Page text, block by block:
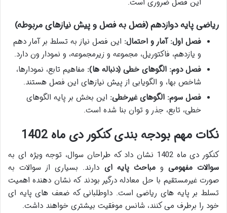
این فصل ضروری است.
ریاضی پایه دوازدهم (فصل به فصل و پیش نیازهای مربوطه)
فصل اول: آمار و احتمال: این فصل نیاز به تسلط بر آمار دهم
و یازدهم، فاکتوریل، مجموعه و زیرمجموعه، و نمودار ون دارد.
فصل دوم: الگوهای خطی (دنباله ها): مفاهیم تابع، نمودارها،
شاخص بها، و الگویابی از پیش نیازهای این فصل هستند.
فصل سوم: الگوهای غیرخطی: این بخش بر پایه الگوهای
خطی، تابع، جذر و توان بنا شده است.
نکات مهم بودجه بندی کنکور دی ماه 1402
کنکور دی ماه 1402 نشان داد که طراحان سوال، توجه ویژه ای به
سوالات مفهومی ومباحث پایه ای دارند. بسیاری از سوالات به
صورت غیرمستقیم با حل معادله درگیر بودند که نشان دهنده اهمیت
تسلط بر پایه های ریاضی است. داوطلبانی که ضعف های پایه ای
خود را برطرف می کنند، شانس موفقیت بیشتری خواهند داشت.